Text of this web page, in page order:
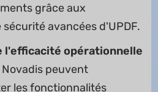
grâce aux
avancées d'UPDF.
l'efficacité opérationnelle
peuvent
les fonctionnalités